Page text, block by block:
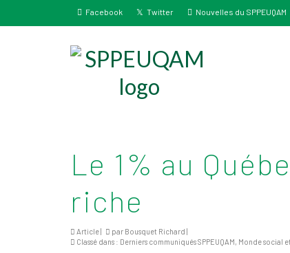
Facebook Twitter Nouvelles du SPPEUQAM
Le 1% au
riche
Article | par Bousquet Richard |
Classé dans : Derniers communiqués SPPEUQAM, Monde social